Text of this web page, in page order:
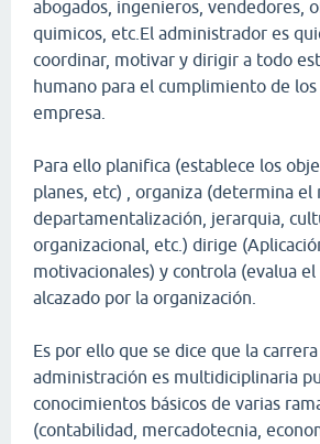
abogados, ingenieros, vendedores,
quimicos, etc.El administrador es
coordinar, motivar y dirigir a todo
humano para el cumplimiento de
empresa.
Para ello planifica (establece los
planes, etc) , organiza (determina el
departamentalización, jerarquia,
organizacional, etc.) dirige
motivacionales) y controla (evalua
alcazado por la organización.
Es por ello que se dice que la
administración es multidiciplinaria
conocimientos básicos de varias
(contabilidad, mercadotecnia,